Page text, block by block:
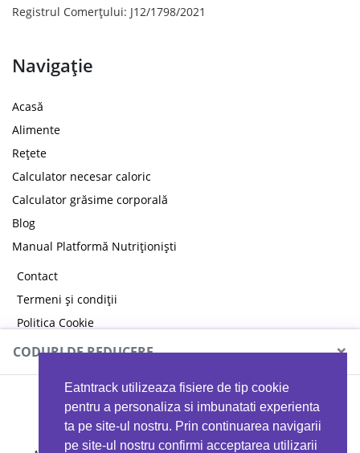
Eatntrack utilizeaza fisiere de tip cookie
pentru a personaliza si imbunatati experienta
ta pe site-ul nostru. Prin continuarea navigarii
pe site-ul nostru confirmi acceptarea utilizarii
Registrul Comerțului: J12/1798/2021
Navigație
Acasă
Alimente
Rețete
Calculator necesar caloric
Calculator grăsime corporală
Blog
Manual Platformă Nutriționiști
Contact
Termeni și condiții
Politica Cookie
Politica de confidențialitate
CODURI DE REDUCERE ×
MYPROTEIN